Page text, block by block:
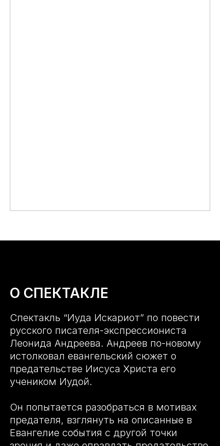
О СПЕКТАКЛЕ
Спектакль “Иуда Искариот” по повести
русского писателя-экспрессиониста
Леонида Андреева. Андреев по-новому
истолковал евангельский сюжет о
предательстве Иисуса Христа его
учеником Иудой.
Он попытается разобраться в мотивах
предателя, взглянуть на описанные в
Евангелие события с другой точки